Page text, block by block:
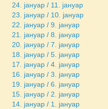
24. јануар / 11. јануар
23. јануар / 10. јануар
22. јануар / 9. јануар
21. јануар / 8. јануар
20. јануар / 7. јануар
18. јануар / 5. јануар
17. јануар / 4. јануар
16. јануар / 3. јануар
19. јануар / 6. јануар
15. јануар / 2. јануар
14. јануар / 1. јануар